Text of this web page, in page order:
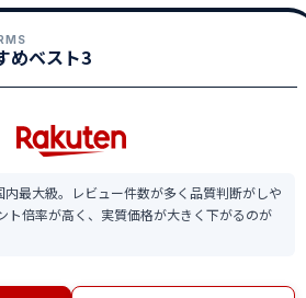
めベスト3
最大級。レビュー件数が多く品質判断がしや
ト倍率が高く、実質価格が大きく下がるのが